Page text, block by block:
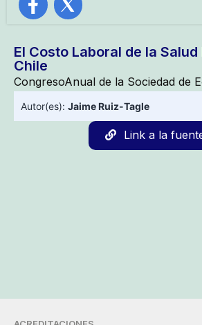
El Costo Laboral de la
Chile
CongresoAnual de la Sociedad de
Autor(es): Jaime Ruiz-Tagle
Link a la